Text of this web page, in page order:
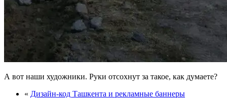
А вот наши художники. Руки отсохнут за такое, как думаете?
« Дизайн-код Ташкента и рекламные баннеры